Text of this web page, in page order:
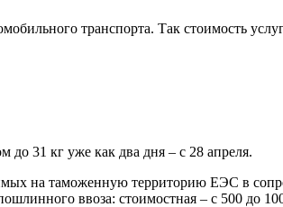
транспорта. Так стоимость
до 31 кг уже как два дня – с 28 апреля.
на таможенную территорию ЕЭС в
ввоза: стоимостная – с 500 до